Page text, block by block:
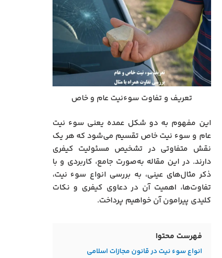
تعریف و تفاوت سوءنیت عام و خاص
این مفهوم به دو شکل عمده یعنی سوء نیت
عام و سوء نیت خاص تقسیم می‌شود که هر یک
نقش متفاوتی در تشخیص مسئولیت کیفری
دارند. در این مقاله به‌صورت جامع، کاربردی و با
ذکر مثال‌های عینی، به بررسی انواع سوء نیت،
تفاوت‌ها، اهمیت آن در دعاوی کیفری و نکات
کلیدی پیرامون آن خواهیم پرداخت.
فهرست محتوا
انواع سوء نیت در قانون مجازات اسلامی